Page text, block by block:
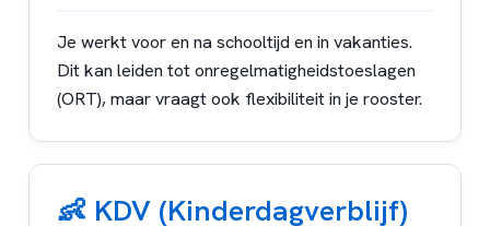
Je werkt voor en na schooltijd en in vakanties.
Dit kan leiden tot onregelmatigheidstoeslagen
(ORT), maar vraagt ook flexibiliteit in je rooster.
👶 KDV (Kinderdagverblijf)